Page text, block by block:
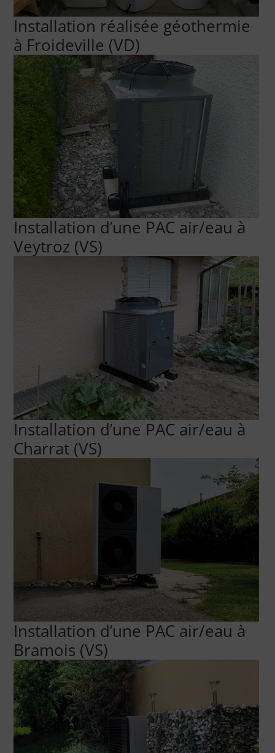
Installation réalisée géothermie
à Froideville (VD)
Installation d’une PAC air/eau à
Veytroz (VS)
Installation d’une PAC air/eau à
Charrat (VS)
Installation d’une PAC air/eau à
Bramois (VS)